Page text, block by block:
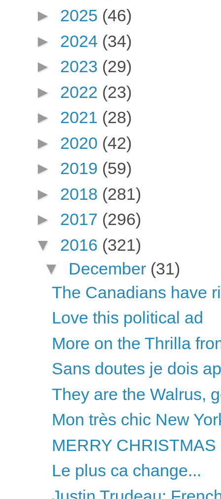
► 2025 (46)
► 2024 (34)
► 2023 (29)
► 2022 (23)
► 2021 (28)
► 2020 (42)
► 2019 (59)
► 2018 (281)
► 2017 (296)
▼ 2016 (321)
▼ December (31)
The Canadians have
Love this political ad
More on the Thrilla
Sans doutes je dois
They are the Walrus,
Mon très chic New
MERRY
Le plus ca change...